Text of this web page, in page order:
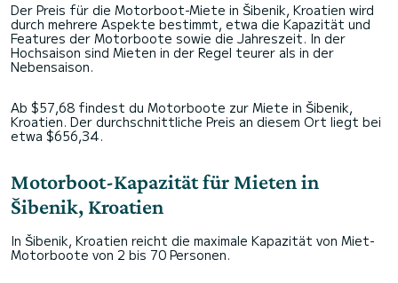
Der Preis für die Motorboot-Miete in Šibenik, Kroatien wird
durch mehrere Aspekte bestimmt, etwa die Kapazität und
Features der Motorboote sowie die Jahreszeit. In der
Hochsaison sind Mieten in der Regel teurer als in der
Nebensaison.
Ab $57,68 findest du Motorboote zur Miete in Šibenik,
Kroatien. Der durchschnittliche Preis an diesem Ort liegt bei
etwa $656,34.
Motorboot-Kapazität für Mieten in
Šibenik, Kroatien
In Šibenik, Kroatien reicht die maximale Kapazität von Miet-
Motorboote von 2 bis 70 Personen.